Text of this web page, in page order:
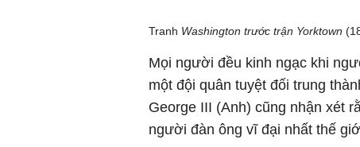
Tranh Washington trước trận Yorktown
Mọi người đều kinh ngạc khi
một đội quân tuyệt đối trung
George III (Anh) cũng nhận xét
người đàn ông vĩ đại nhất thế